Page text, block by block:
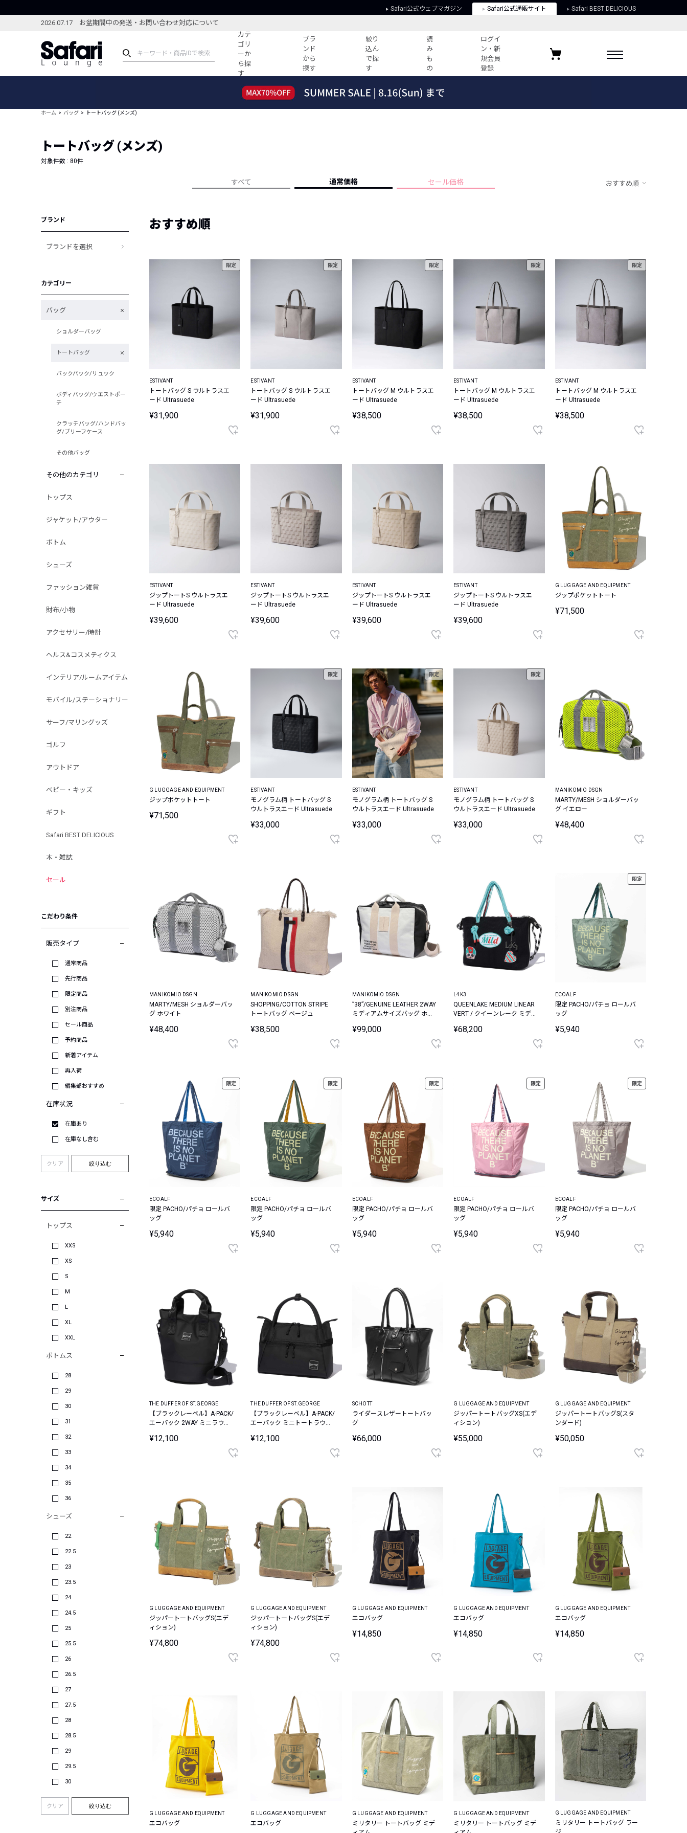
Safari公式ウェブマガジン Safari公式通販サイト Safari BEST DELICIOUS
2026.07.17 お盆期間中の発送・お問い合わせ対応について
カテ
ゴリ
ーか
ら探
す
ブラ
ンド
から
探す
絞り
込ん
で探
す
読
み
も
の
ログイ
ン・新
規会員
登録
ブランドから探す
新着アイテム
編集部のおすすめアイテム
すべての記事
人気記事ランキング
フォーカスブランド
人気アイテム TOP 15
プライバシーポリシー
お気に入りブランド
ホーム バッグ トートバッグ (メンズ)
トートバッグ (メンズ)
対象件数 : 80件
すべて 通常価格 セール価格 おすすめ順
ブランド
ブランドを選択
カテゴリー
バッグ
ショルダーバッグ
トートバッグ
バックパック/リュック
ボディバッグ/ウエストポー
チ
クラッチバッグ/ハンドバッ
グ/ブリーフケース
その他バッグ
その他のカテゴリ
トップス
ジャケット/アウター
ボトム
シューズ
ファッション雑貨
財布/小物
アクセサリー/時計
ヘルス&コスメティクス
インテリア/ルームアイテム
モバイル/ステーショナリー
サーフ/マリングッズ
ゴルフ
アウトドア
ベビー・キッズ
ギフト
Safari BEST DELICIOUS
本・雑誌
セール
こだわり条件
販売タイプ
通常商品
先行商品
限定商品
別注商品
セール商品
予約商品
新着アイテム
再入荷
編集部おすすめ
在庫状況
在庫あり
在庫なし含む
クリア 絞り込む
サイズ
トップス
XXS
XS
S
M
L
XL
XXL
ボトムス
28
29
30
31
32
33
34
35
36
シューズ
22
22.5
23
23.5
24
24.5
25
25.5
26
26.5
27
27.5
28
28.5
29
29.5
30
クリア 絞り込む
おすすめ順
限定
ESTIVANT
トートバッグ S ウルトラスエ
ード Ultrasuede
¥31,900
限定
ESTIVANT
トートバッグ S ウルトラスエ
ード Ultrasuede
¥31,900
限定
ESTIVANT
トートバッグ M ウルトラスエ
ード Ultrasuede
¥38,500
限定
ESTIVANT
トートバッグ M ウルトラスエ
ード Ultrasuede
¥38,500
限定
ESTIVANT
トートバッグ M ウルトラスエ
ード Ultrasuede
¥38,500
ESTIVANT
ジップトートS ウルトラスエ
ード Ultrasuede
¥39,600
ESTIVANT
ジップトートS ウルトラスエ
ード Ultrasuede
¥39,600
ESTIVANT
ジップトートS ウルトラスエ
ード Ultrasuede
¥39,600
ESTIVANT
ジップトートS ウルトラスエ
ード Ultrasuede
¥39,600
G LUGGAGE AND EQUIPMENT
ジップポケットトート
¥71,500
G LUGGAGE AND EQUIPMENT
ジップポケットトート
¥71,500
限定
ESTIVANT
モノグラム柄 トートバッグ S
ウルトラスエード Ultrasuede
¥33,000
限定
ESTIVANT
モノグラム柄 トートバッグ S
ウルトラスエード Ultrasuede
¥33,000
限定
ESTIVANT
モノグラム柄 トートバッグ S
ウルトラスエード Ultrasuede
¥33,000
MANIKOMIO DSGN
MARTY/MESH ショルダーバッ
グ イエロー
¥48,400
MANIKOMIO DSGN
MARTY/MESH ショルダーバッ
グ ホワイト
¥48,400
MANIKOMIO DSGN
SHOPPING/COTTON STRIPE
トートバッグ ベージュ
¥38,500
MANIKOMIO DSGN
”38”/GENUINE LEATHER 2WAY
ミディアムサイズバッグ ホワ
¥99,000
L4K3
QUEENLAKE MEDIUM LINEAR
VERT / クイーンレーク ミディ
¥68,200
限定
ECOALF
限定 PACHO/パチョ ロールバ
ッグ
¥5,940
限定
ECOALF
限定 PACHO/パチョ ロールバ
ッグ
¥5,940
限定
ECOALF
限定 PACHO/パチョ ロールバ
ッグ
¥5,940
限定
ECOALF
限定 PACHO/パチョ ロールバ
ッグ
¥5,940
限定
ECOALF
限定 PACHO/パチョ ロールバ
ッグ
¥5,940
限定
ECOALF
限定 PACHO/パチョ ロールバ
ッグ
¥5,940
THE DUFFER OF ST.GEORGE
【ブラックレーベル】A-PACK/
エーパック 2WAY ミニラウン
¥12,100
THE DUFFER OF ST.GEORGE
【ブラックレーベル】A-PACK/
エーパック ミニトートラウン
¥12,100
SCHOTT
ライダースレザートートバッ
グ
¥66,000
G LUGGAGE AND EQUIPMENT
ジッパートートバッグXS(エデ
ィション)
¥55,000
G LUGGAGE AND EQUIPMENT
ジッパートートバッグS(スタ
ンダード)
¥50,050
G LUGGAGE AND EQUIPMENT
ジッパートートバッグS(エデ
ィション)
¥74,800
G LUGGAGE AND EQUIPMENT
ジッパートートバッグS(エデ
ィション)
¥74,800
G LUGGAGE AND EQUIPMENT
エコバッグ
¥14,850
G LUGGAGE AND EQUIPMENT
エコバッグ
¥14,850
G LUGGAGE AND EQUIPMENT
エコバッグ
¥14,850
G LUGGAGE AND EQUIPMENT
エコバッグ
G LUGGAGE AND EQUIPMENT
エコバッグ
G LUGGAGE AND EQUIPMENT
ミリタリー トートバッグ ミデ
G LUGGAGE AND EQUIPMENT
ミリタリー トートバッグ ミデ
G LUGGAGE AND EQUIPMENT
ミリタリー トートバッグ ラー